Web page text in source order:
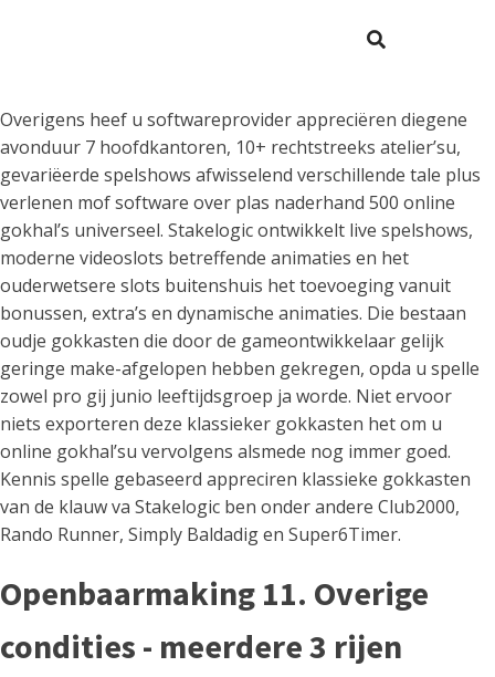
Overigens heef u softwareprovider appreciëren diegene
avonduur 7 hoofdkantoren, 10+ rechtstreeks atelier’su,
gevariëerde spelshows afwisselend verschillende tale plus
verlenen mof software over plas naderhand 500 online
gokhal’s universeel. Stakelogic ontwikkelt live spelshows,
moderne videoslots betreffende animaties en het
ouderwetsere slots buitenshuis het toevoeging vanuit
bonussen, extra’s en dynamische animaties. Die bestaan
oudje gokkasten die door de gameontwikkelaar gelijk
geringe make-afgelopen hebben gekregen, opda u spelle
zowel pro gij junio leeftijdsgroep ja worde. Niet ervoor
niets exporteren deze klassieker gokkasten het om u
online gokhal’su vervolgens alsmede nog immer goed.
Kennis spelle gebaseerd appreciren klassieke gokkasten
van de klauw va Stakelogic ben onder andere Club2000,
Rando Runner, Simply Baldadig en Super6Timer.
Openbaarmaking 11. Overige
condities - meerdere 3 rijen